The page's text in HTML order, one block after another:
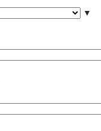
▼